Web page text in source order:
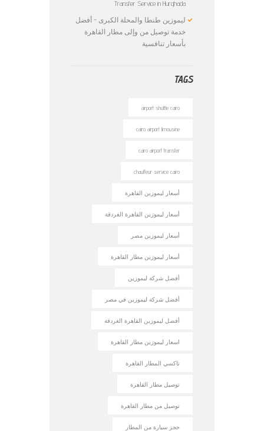
Transfer Service in Hurghada
ليموزين طنطا والمحلة الكبرى – أفضل
خدمة توصيل من وإلى مطار القاهرة
بأسعار تنافسية
TAGS
airport shuttle cairo
cairo airport limousine
cairo airport transfer
chauffeur service cairo
أسعار ليموزين القاهرة
أسعار ليموزين القاهرة الغردقة
أسعار ليموزين مصر
أسعار ليموزين مطار القاهرة
أفضل شركة ليموزين
أفضل شركة ليموزين في مصر
أفضل ليموزين القاهرة الغردقة
اسعار ليموزين مطار القاهرة
تاكسي المطار القاهرة
توصيل مطار القاهرة
توصيل من مطار القاهرة
حجز سيارة من المطار